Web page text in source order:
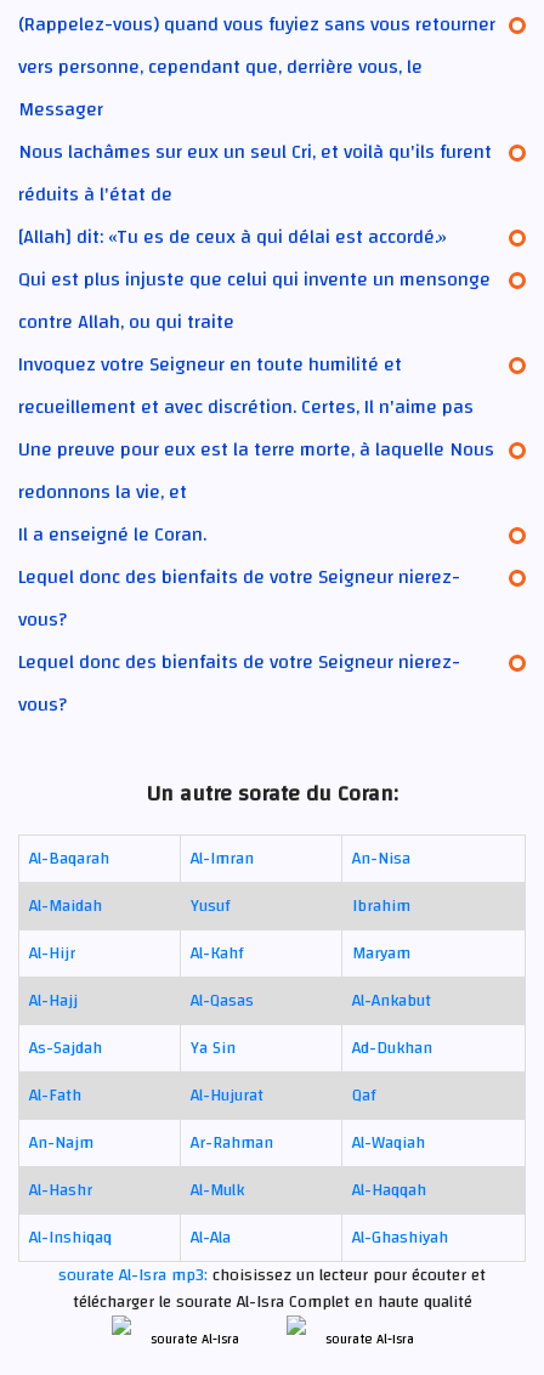
(Rappelez-vous) quand vous fuyiez sans vous retourner
vers personne, cependant que, derrière vous, le
Messager
Nous lachâmes sur eux un seul Cri, et voilà qu'ils furent
réduits à l'état de
[Allah] dit: «Tu es de ceux à qui délai est accordé.»
Qui est plus injuste que celui qui invente un mensonge
contre Allah, ou qui traite
Invoquez votre Seigneur en toute humilité et
recueillement et avec discrétion. Certes, Il n'aime pas
Une preuve pour eux est la terre morte, à laquelle Nous
redonnons la vie, et
Il a enseigné le Coran.
Lequel donc des bienfaits de votre Seigneur nierez-
vous?
Lequel donc des bienfaits de votre Seigneur nierez-
vous?
Un autre sorate du Coran:
Al-Baqarah Al-Imran
An-Nisa
Al-Maidah
Yusuf
Ibrahim
Al-Hijr
Al-Kahf
Maryam
Al-Hajj
Al-Qasas
Al-Ankabut
As-Sajdah
Ya Sin
Ad-Dukhan
Al-Fath
Al-Hujurat
Qaf
An-Najm
Ar-Rahman
Al-Waqiah
Al-Hashr
Al-Mulk
Al-Haqqah
Al-Inshiqaq
Al-Ala
Al-Ghashiyah
sourate Al-Isra mp3:choisissez un lecteur pour écouter et
télécharger le sourate Al-Isra Complet en haute qualité